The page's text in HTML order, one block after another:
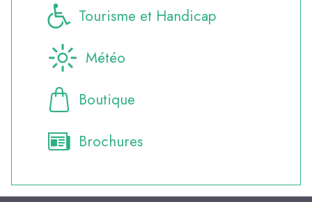
Tourisme et Handicap
Météo
Boutique
Brochures